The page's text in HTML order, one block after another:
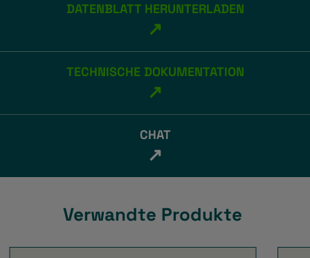
DATENBLATT HERUNTERLADEN
↗
TECHNISCHE DOKUMENTATION
↗
CHAT
↗
Verwandte Produkte